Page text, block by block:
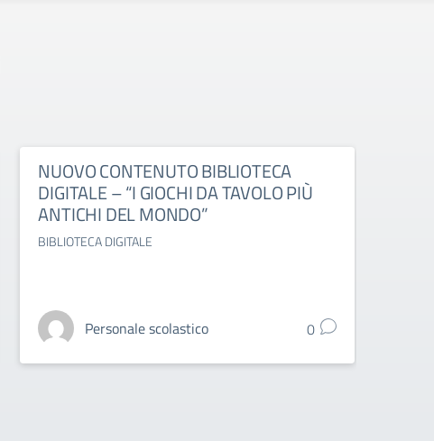
NUOVO CONTENUTO BIBLIOTECA
DIGITALE – “I GIOCHI DA TAVOLO PIÙ
ANTICHI DEL MONDO”
BIBLIOTECA DIGITALE
Personale scolastico 0